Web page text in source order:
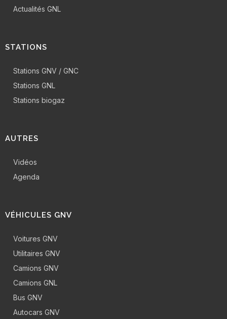
Actualités GNL
STATIONS
Stations GNV / GNC
Stations GNL
Stations biogaz
AUTRES
Vidéos
Agenda
VÉHICULES GNV
Voitures GNV
Utilitaires GNV
Camions GNV
Camions GNL
Bus GNV
Autocars GNV